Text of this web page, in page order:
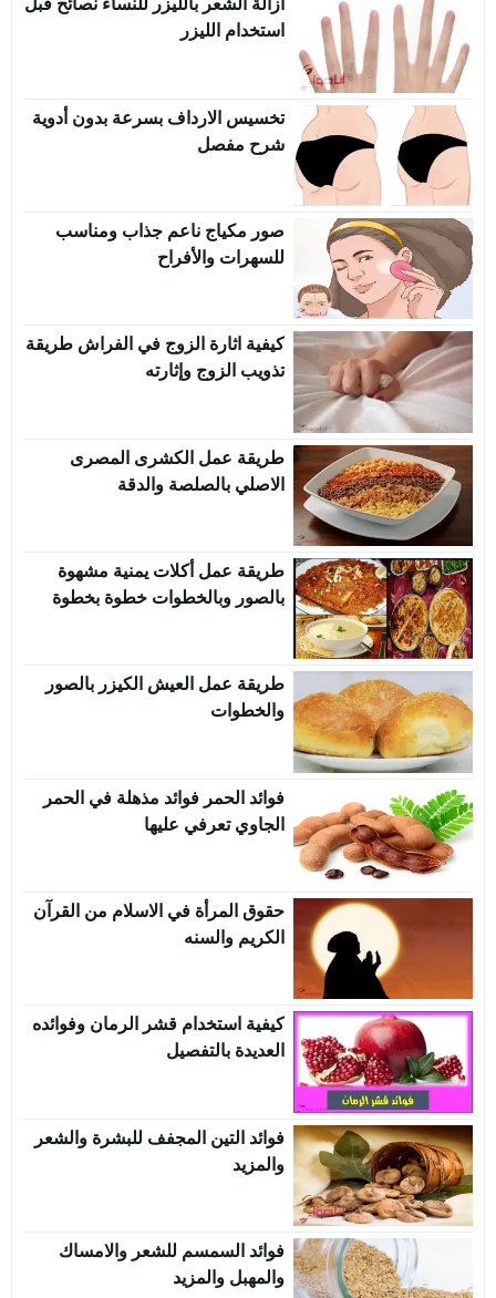
ازالة الشعر بالليزر للنساء نصائح قبل
استخدام الليزر
تخسيس الارداف بسرعة بدون أدوية
شرح مفصل
صور مكياج ناعم جذاب ومناسب
للسهرات والأفراح
كيفية اثارة الزوج في الفراش طريقة
تذويب الزوج وإثارته
طريقة عمل الكشرى المصرى
الاصلي بالصلصة والدقة
طريقة عمل أكلات يمنية مشهوة
بالصور وبالخطوات خطوة بخطوة
طريقة عمل العيش الكيزر بالصور
والخطوات
فوائد الحمر فوائد مذهلة في الحمر
الجاوي تعرفي عليها
حقوق المرأة في الاسلام من القرآن
الكريم والسنه
كيفية استخدام قشر الرمان وفوائده
العديدة بالتفصيل
فوائد التين المجفف للبشرة والشعر
والمزيد
فوائد السمسم للشعر والامساك
والمهبل والمزيد